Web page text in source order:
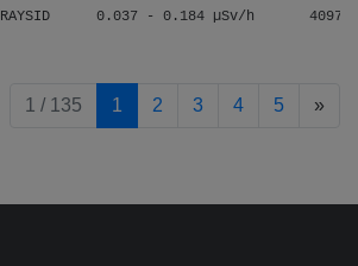
RAYSID 0.037 - 0.184 µSv/h 4097
1 / 135 1 2 3 4 5 »